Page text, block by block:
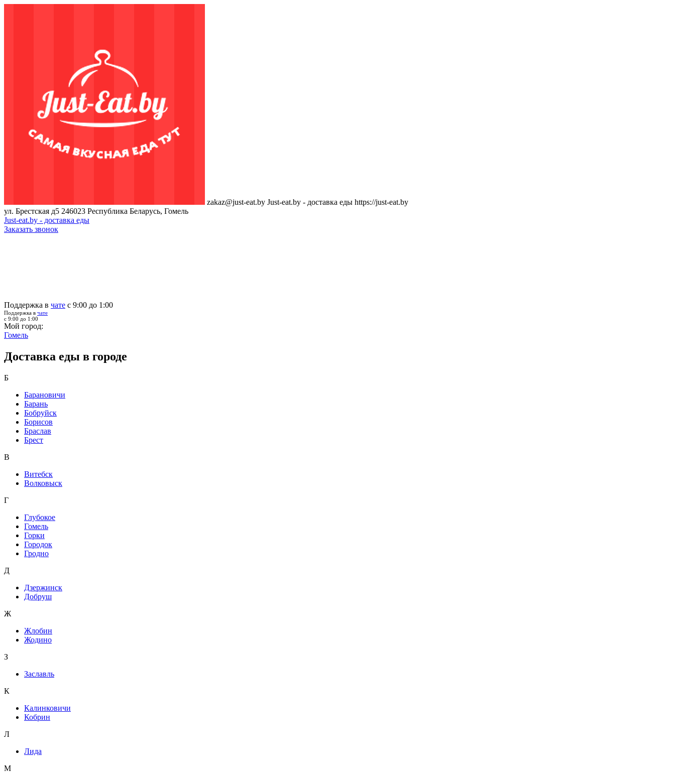
zakaz@just-eat.by Just-eat.by - доставка еды https://just-eat.by
ул. Брестская д5 246023 Республика Беларусь, Гомель
Just-eat.by - доставка еды
Заказать звонок
Поддержка в чате с 9:00 до 1:00
Поддержка в чате
с 9:00 до 1:00
Мой город:
Гомель
Доставка еды в городе
Б
Барановичи
Барань
Бобруйск
Борисов
Браслав
Брест
В
Витебск
Волковыск
Г
Глубокое
Гомель
Горки
Городок
Гродно
Д
Дзержинск
Добруш
Ж
Жлобин
Жодино
З
Заславль
К
Калинковичи
Кобрин
Л
Лида
М